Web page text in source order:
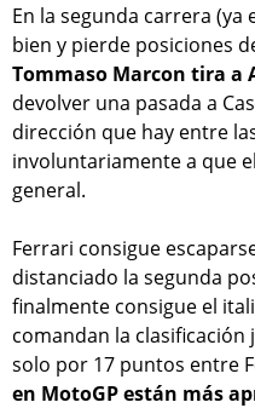
En la segunda carrera
bien y pierde posiciones
Tommaso Marcon tira a
devolver una pasada a
dirección que hay entre
involuntariamente a que
general.
Ferrari consigue
distanciado la segunda
finalmente consigue el
comandan la
solo por 17 puntos entre
en MotoGP están más